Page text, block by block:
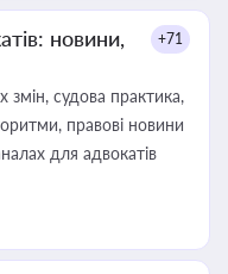
новини,
+71
судова практика,
правові новини
для адвокатів